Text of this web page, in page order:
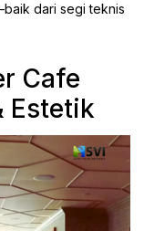
dari segi teknis
Cafe
Estetik